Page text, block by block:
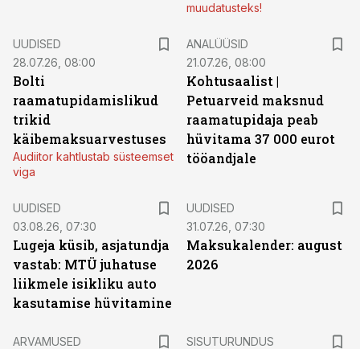
muudatusteks!
UUDISED
28.07.26, 08:00
Bolti
raamatupidamislikud
trikid
käibemaksuarvestuses
Audiitor kahtlustab süsteemset
viga
ANALÜÜSID
21.07.26, 08:00
Kohtusaalist |
Petuarveid maksnud
raamatupidaja peab
hüvitama 37 000 eurot
tööandjale
UUDISED
03.08.26, 07:30
Lugeja küsib, asjatundja
vastab: MTÜ juhatuse
liikmele isikliku auto
kasutamise hüvitamine
UUDISED
31.07.26, 07:30
Maksukalender: august
2026
ARVAMUSED
SISUTURUNDUS